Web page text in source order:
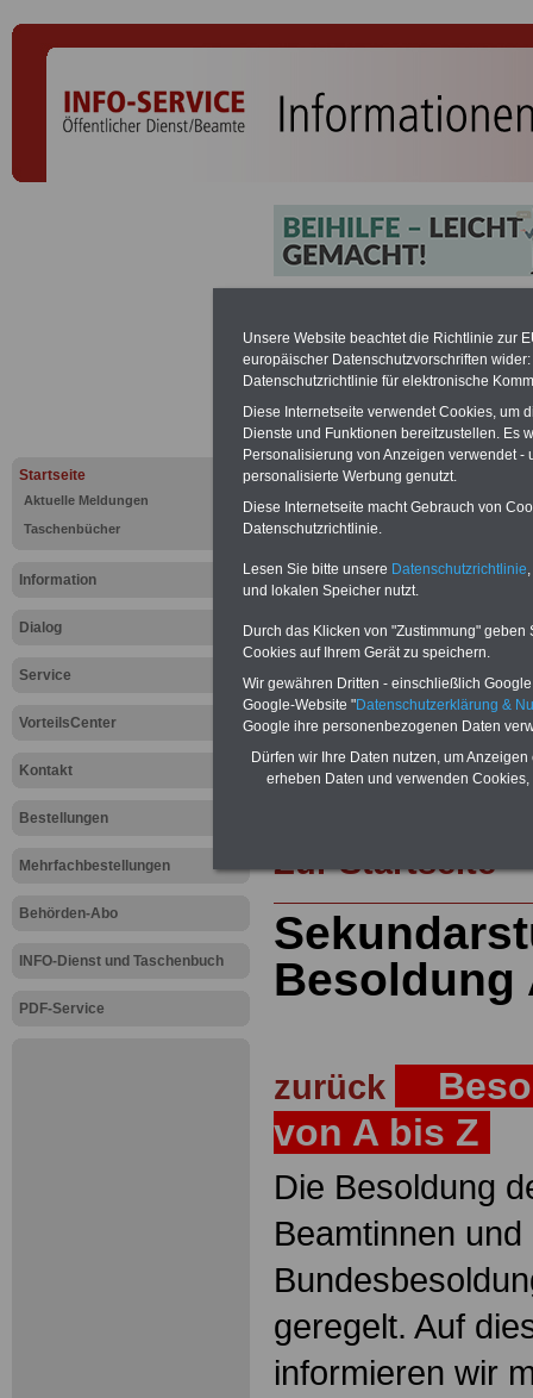
Startseite
Aktuelle Meldungen
Taschenbücher
Information
Dialog
Service
VorteilsCenter
Kontakt
Bestellungen
Mehrfachbestellungen
Behörden-Abo
INFO-Dienst und Taschenbuch
PDF-Service
Besoldung
PDF-SERVICE:Zehn
Beamte zum Komplettpreis von 15
geeignet.Sie können Sie zehn
Beihilfe sowieNebentätigkeitsrecht
öffentlichen Dienst
ACHTUNG Nachzahlung für alle
amtsangemessener Alimentation
Post, Telekom und Postbank)
amtsangemessen Alimentation
Hier die
abschließen!
Zur Startseite
Besoldung
zurück
von A bis Z
Die Besoldung
Beamtinnen
geregelt. Auf
informieren wir
Unsere Website beachtet die Richtlinie zur
europäischer Datenschutzvorschriften
Datenschutzrichtlinie für elektronische
Diese Internetseite verwendet Cookies, um
Dienste und Funktionen bereitzustellen. Es
Personalisierung von Anzeigen verwendet
personalisierte Werbung genutzt.
Diese Internetseite macht Gebrauch von
Datenschutzrichtlinie.
Lesen Sie bitte unsere Datenschutzrichtlinie
und lokalen Speicher nutzt.
Durch das Klicken von "Zustimmung"
Cookies auf Ihrem Gerät zu speichern.
Wir gewähren Dritten - einschließlich
Google-Website "Datenschutzerklärung &
Google ihre personenbezogenen Daten
Dürfen wir Ihre Daten nutzen, um
erheben Daten und verwenden